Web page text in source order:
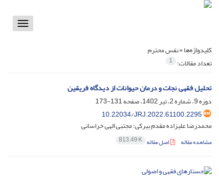
Toggle
کلیدواژه‌ها =نفس محترم
تعداد مقالات: 1
تحلیل فقهی نجات و درمان حیوانات از دیدگاه فریقین
دوره 9، شماره 2، تیر 1402، صفحه
131-173
10.22034/JRJ.2022.61100.2295
محمدرضا علیزاده مقدم بیرکی؛ مجتبی الهی خراسانی
مشاهده مقاله اصل مقاله 813.49 K